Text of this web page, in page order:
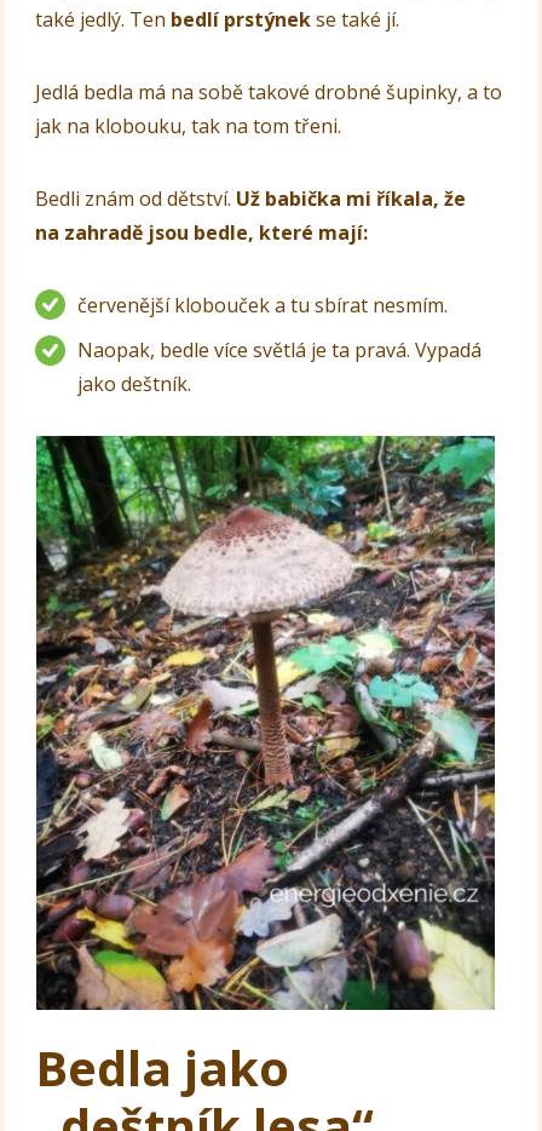
také jedlý. Ten bedlí prstýnekse také jí.
Jedlá bedla má na sobě takové drobné šupinky, a to
jak na klobouku, tak na tom třeni.
Bedli znám od dětství. Už babička mi říkala, že
na zahradě jsou bedle, které mají:
červenější klobouček a tu sbírat nesmím.
Naopak, bedle více světlá je ta pravá. Vypadá
jako deštník.
Bedla jako